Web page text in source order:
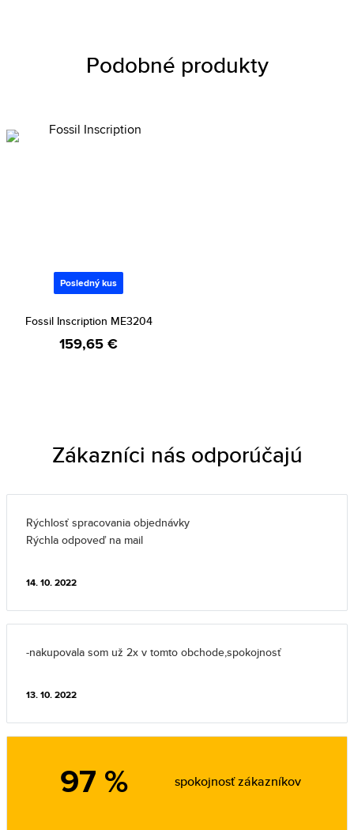
Podobné produkty
Posledný kus
Fossil Inscription ME3204
159,65 €
Zákazníci nás odporúčajú
Rýchlosť spracovania objednávky
Rýchla odpoveď na mail
14. 10. 2022
-nakupovala som už 2x v tomto obchode,spokojnosť
13. 10. 2022
97 % spokojnosť zákazníkov